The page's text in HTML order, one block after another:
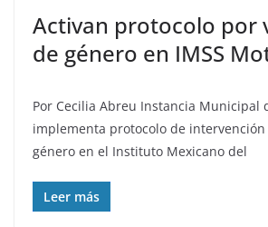
Activan protocolo por
de género en IMSS
Por Cecilia Abreu Instancia Municipal
implementa protocolo de
género en el Instituto Mexicano del
Leer más